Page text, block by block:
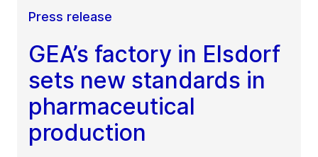
Press release
GEA’s factory in Elsdorf
sets new standards in
pharmaceutical
production